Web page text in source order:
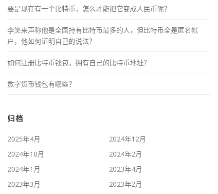
要是现在有一个比特币，怎么才能把它变成人民币呢？
李笑来声称他是全国持有比特币最多的人，但比特币全是匿名帐
户，他如何证明自己的说法？
如何注册比特币钱包，拥有自己的比特币地址？
数字货币钱包有哪些？
归档
2025年4月
2024年12月
2024年10月
2024年2月
2024年1月
2023年4月
2023年3月
2023年2月